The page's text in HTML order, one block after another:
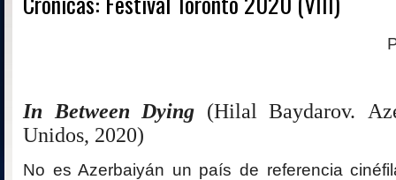
In Between Dying (Hilal Baydarov.
Unidos, 2020)
No es Azerbaiyán un país de referencia